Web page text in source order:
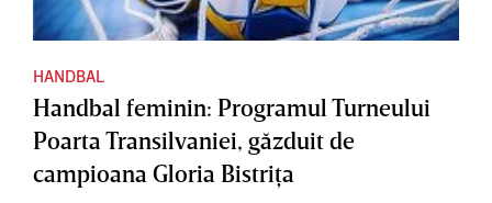
HANDBAL
Handbal feminin: Programul Turneului
Poarta Transilvaniei, găzduit de
campioana Gloria Bistriţa